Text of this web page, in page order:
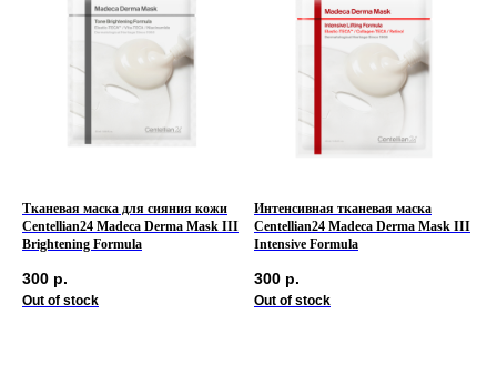
Тканевая маска для сияния кожи
Centellian24 Madeca Derma Mask III
Brightening Formula
300 р.
Out of stock
Интенсивная тканевая маска
Centellian24 Madeca Derma Mask III
Intensive Formula
300 р.
Out of stock